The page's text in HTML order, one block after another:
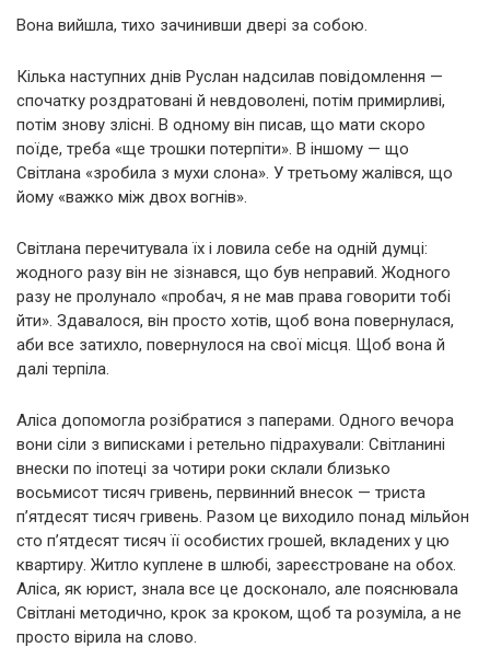
Вона вийшла, тихо зачинивши двері за собою.
Кілька наступних днів Руслан надсилав повідомлення —
спочатку роздратовані й невдоволені, потім примирливі,
потім знову злісні. В одному він писав, що мати скоро
поїде, треба «ще трошки потерпіти». В іншому — що
Світлана «зробила з мухи слона». У третьому жалівся, що
йому «важко між двох вогнів».
Світлана перечитувала їх і ловила себе на одній думці:
жодного разу він не зізнався, що був неправий. Жодного
разу не пролунало «пробач, я не мав права говорити тобі
йти». Здавалося, він просто хотів, щоб вона повернулася,
аби все затихло, повернулося на свої місця. Щоб вона й
далі терпіла.
Аліса допомогла розібратися з паперами. Одного вечора
вони сіли з виписками і ретельно підрахували: Світланині
внески по іпотеці за чотири роки склали близько
восьмисот тисяч гривень, первинний внесок — триста
п’ятдесят тисяч гривень. Разом це виходило понад мільйон
сто п’ятдесят тисяч її особистих грошей, вкладених у цю
квартиру. Житло куплене в шлюбі, зареєстроване на обох.
Аліса, як юрист, знала все це досконало, але пояснювала
Світлані методично, крок за кроком, щоб та розуміла, а не
просто вірила на слово.